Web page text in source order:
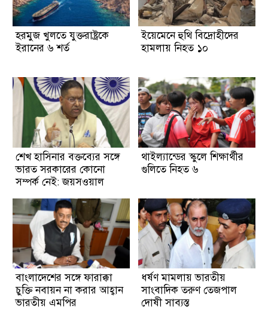
হরমুজ খুলতে যুক্তরাষ্ট্রকে
ইরানের ৬ শর্ত
ইয়েমেনে হুথি বিদ্রোহীদের
হামলায় নিহত ১০
শেখ হাসিনার বক্তব্যের সঙ্গে
ভারত সরকারের কোনো
সম্পর্ক নেই: জয়সওয়াল
থাইল্যান্ডের স্কুলে শিক্ষার্থীর
গুলিতে নিহত ৬
বাংলাদেশের সঙ্গে ফারাক্কা
চুক্তি নবায়ন না করার আহ্বান
ভারতীয় এমপির
ধর্ষণ মামলায় ভারতীয়
সাংবাদিক তরুণ তেজপাল
দোষী সাব্যস্ত